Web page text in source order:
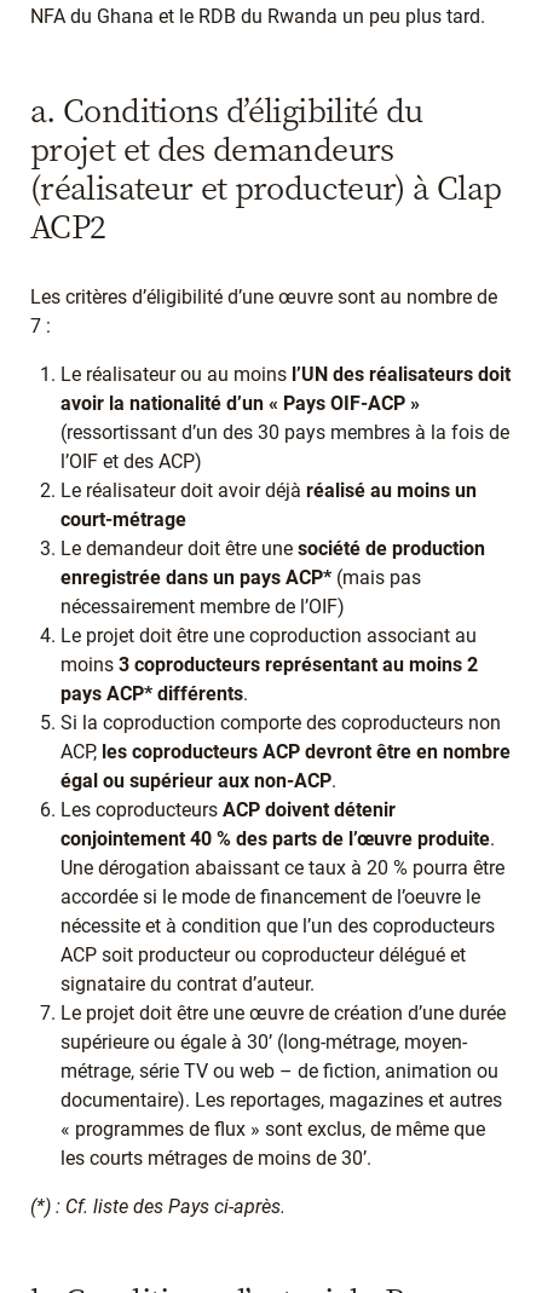
NFA du Ghana et le RDB du Rwanda un peu plus tard.
a. Conditions d’éligibilité du
projet et des demandeurs
(réalisateur et producteur) à Clap
ACP2
Les critères d’éligibilité d’une œuvre sont au nombre de
7 :
Le réalisateur ou au moins l’UN des réalisateurs doit
avoir la nationalité d’un « Pays OIF-ACP »
(ressortissant d’un des 30 pays membres à la fois de
l’OIF et des ACP)
Le réalisateur doit avoir déjà réalisé au moins un
court-métrage
Le demandeur doit être une société de production
enregistrée dans un pays ACP* (mais pas
nécessairement membre de l’OIF)
Le projet doit être une coproduction associant au
moins 3 coproducteurs représentant au moins 2
pays ACP* différents.
Si la coproduction comporte des coproducteurs non
ACP, les coproducteurs ACP devront être en nombre
égal ou supérieur aux non-ACP.
Les coproducteurs ACP doivent détenir
conjointement 40 % des parts de l’œuvre produite.
Une dérogation abaissant ce taux à 20 % pourra être
accordée si le mode de financement de l’oeuvre le
nécessite et à condition que l’un des coproducteurs
ACP soit producteur ou coproducteur délégué et
signataire du contrat d’auteur.
Le projet doit être une œuvre de création d’une durée
supérieure ou égale à 30’ (long-métrage, moyen-
métrage, série TV ou web – de fiction, animation ou
documentaire). Les reportages, magazines et autres
« programmes de flux » sont exclus, de même que
les courts métrages de moins de 30’.
(*) : Cf. liste des Pays ci-après.